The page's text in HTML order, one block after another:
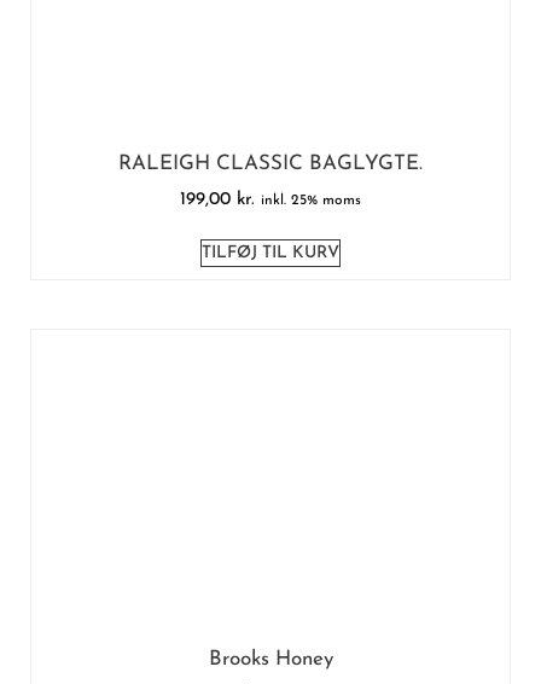
RALEIGH CLASSIC BAGLYGTE.
199,00 kr. inkl. 25% moms
TILFØJ TIL KURV
Brooks Honey